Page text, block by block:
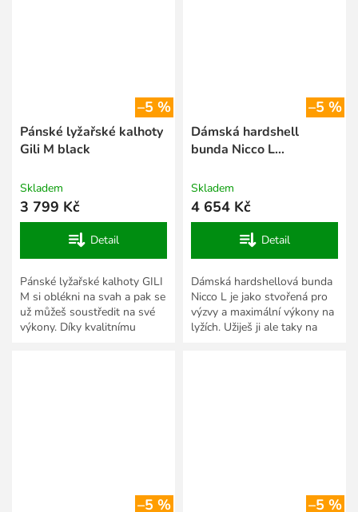
–5 %
Pánské lyžařské kalhoty
Gili M black
Skladem
3 799 Kč
Detail
Pánské lyžařské kalhoty GILI
M si oblékni na svah a pak se
už můžeš soustředit na své
výkony. Díky kvalitnímu
–5 %
Dámská hardshell
bunda Nicco L
Skladem
4 654 Kč
Detail
Dámská hardshellová bunda
Nicco L je jako stvořená pro
výzvy a maximální výkony na
lyžích. Užiješ ji ale taky na
–5 % –5 %